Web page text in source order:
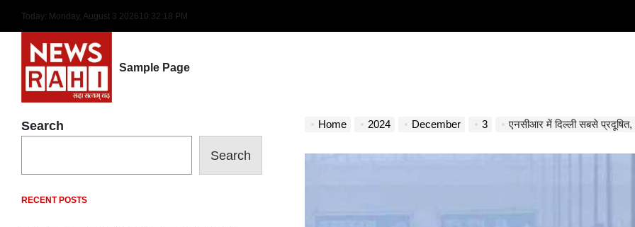
content
Today: Monday, August 3 202610:32:19 PM
Sample Page
Home 2024 December 3 एनसीआर में दिल्ली सबसे
Search
Search
RECENT POSTS